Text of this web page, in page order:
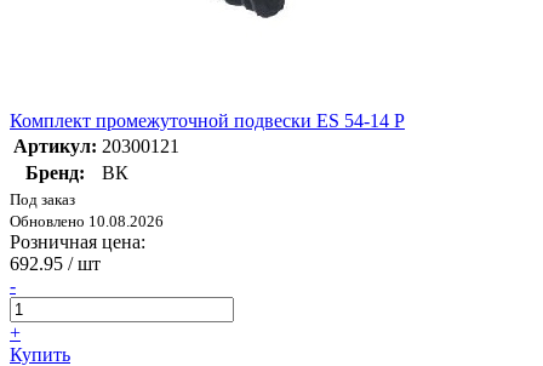
Комплект промежуточной подвески ES 54-14 P
Артикул: 20300121
Бренд:
ВК
Под заказ
Обновлено 10.08.2026
Розничная цена:
692.95 / шт
-
+
Купить